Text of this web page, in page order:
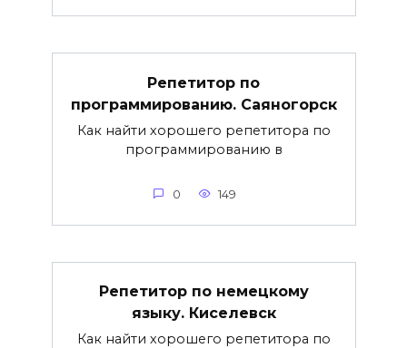
Репетитор по
программированию. Саяногорск
Как найти хорошего репетитора по
программированию в
0 149
Репетитор по немецкому
языку. Киселевск
Как найти хорошего репетитора по